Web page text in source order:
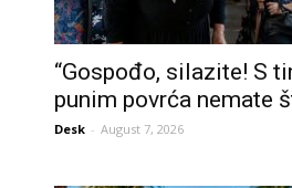
“Gospođo, silazite! S
punim povrća nemate
Desk - August 7, 2026